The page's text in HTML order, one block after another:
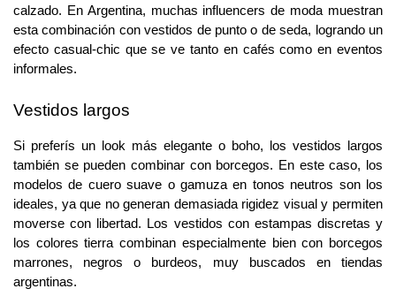
calzado. En Argentina, muchas influencers de moda muestran
esta combinación con vestidos de punto o de seda, logrando un
efecto casual-chic que se ve tanto en cafés como en eventos
informales.
Vestidos largos
Si preferís un look más elegante o boho, los vestidos largos
también se pueden combinar con borcegos. En este caso, los
modelos de cuero suave o gamuza en tonos neutros son los
ideales, ya que no generan demasiada rigidez visual y permiten
moverse con libertad. Los vestidos con estampas discretas y
los colores tierra combinan especialmente bien con borcegos
marrones, negros o burdeos, muy buscados en tiendas
argentinas.